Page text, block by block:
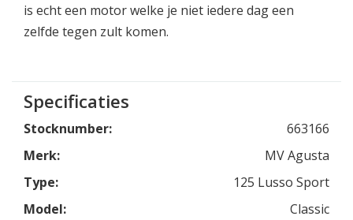
is echt een motor welke je niet iedere dag een
zelfde tegen zult komen.
Specificaties
Stocknumber:
663166
Merk:
MV Agusta
Type:
125 Lusso Sport
Model:
Classic